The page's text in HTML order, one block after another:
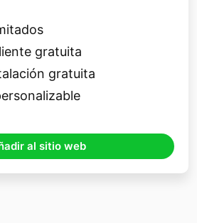
gratuita
gratuita
al sitio web